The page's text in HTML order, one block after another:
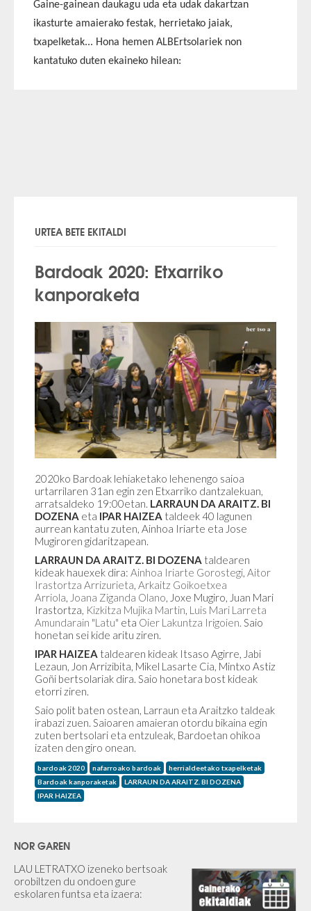
Gaine-gainean daukagu uda eta udak dakartzan
ikasturte amaierako festak, herrietako jaiak,
txapelketak... Hona hemen ALBErtsolariek non
kantatuko duten ekaineko hilean:
URTEA BETE EKITALDI
Bardoak 2020: Etxarriko
kanporaketa
2020ko Bardoak lehiaketako lehenengo saioa
urtarrilaren 31an egin zen Etxarriko dantzalekuan,
arratsaldeko 19:00etan. LARRAUN DA ARAITZ. BI
DOZENA eta IPAR HAIZEA taldeek 40 lagunen
aurrean kantatu zuten, Ainhoa Iriarte eta Jose
Mugiroren gidaritzapean.
LARRAUN DA ARAITZ. BI DOZENA taldearen
kideak hauexek dira: Ainhoa Iriarte Gorostegi, Aitor
Irastortza Arrizurieta, Arkaitz Goikoetxea
Arriola, Joana Ziganda Olano, Joxe Mugiro, Juan Mari
Irastortza, Kizkitza Mujika Martin, Luis Mari Larreta
Amundarain "Latu" eta Oier Lakuntza Irigoien. Saio
honetan sei kide aritu ziren.
IPAR HAIZEA taldearen kideak Itsaso Agirre, Jabi
Lezaun, Jon Arrizibita, Mikel Lasarte Cia, Mintxo Astiz
Goñi bertsolariak dira. Saio honetara bost kideak
etorri ziren.
Saio polit baten ostean, Larraun eta Araitzko taldeak
irabazi zuen. Saioaren amaieran otordu bikaina egin
zuten bertsolari eta entzuleak, Bardoetan ohikoa
izaten den giro onean.
bardoak 2020 nafarroako bardoak
herrialdeetako txapelketak
Bardoak kanporaketak
LARRAUN DA ARAITZ. BI DOZENA
IPAR HAIZEA
NOR GAREN
LAU LETRATXO izeneko bertsoak
orobiltzen du ondoen gure
eskolaren funtsa eta izaera: